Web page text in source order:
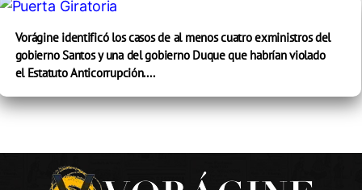
Vorágine identificó los casos de al menos cuatro exministros del
gobierno Santos y una del gobierno Duque que habrían violado
el Estatuto Anticorrupción....